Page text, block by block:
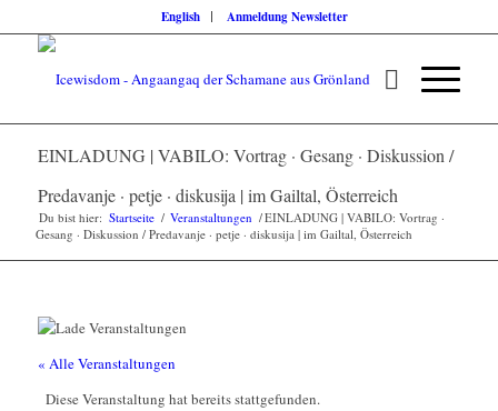
English Anmeldung Newsletter
EINLADUNG | VABILO: Vortrag · Gesang · Diskussion /
Predavanje · petje · diskusija | im Gailtal, Österreich
Du bist hier: Startseite / Veranstaltungen /EINLADUNG | VABILO: Vortrag ·
Gesang · Diskussion / Predavanje · petje · diskusija | im Gailtal, Österreich
« Alle Veranstaltungen
Diese Veranstaltung hat bereits stattgefunden.